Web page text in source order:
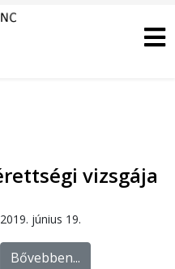
vizsgája
2019. június 19.
Bővebben...